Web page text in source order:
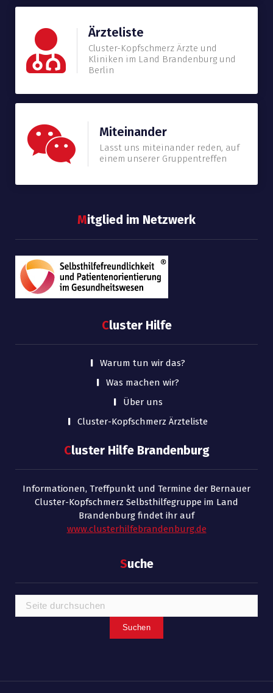
Ärzteliste
Cluster-Kopfschmerz Ärzte und
Kliniken im Land Brandenburg und
Berlin
Miteinander
Lasst uns miteinander reden, auf
einem unserer Gruppentreffen
Mitglied im Netzwerk
Cluster Hilfe
Warum tun wir das?
Was machen wir?
Über uns
Cluster-Kopfschmerz Ärzteliste
Cluster Hilfe Brandenburg
Informationen, Treffpunkt und Termine der Bernauer
Cluster-Kopfschmerz Selbsthilfegruppe im Land
Brandenburg findet ihr auf
www.clusterhilfebrandenburg.de
Suche
Suchen